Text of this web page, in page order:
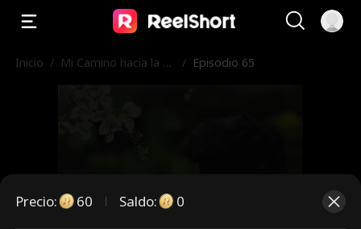
Inicio / Mi Camino hacia la O
/ Episodio 65
Precio: 60 Saldo: 0